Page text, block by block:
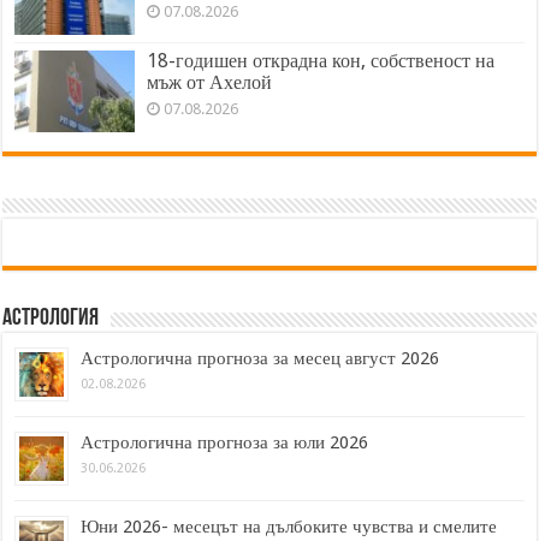
07.08.2026
18-годишен открадна кон, собственост на
мъж от Ахелой
07.08.2026
Астрология
Астрологична прогноза за месец август 2026
02.08.2026
Астрологична прогноза за юли 2026
30.06.2026
Юни 2026- месецът на дълбоките чувства и смелите